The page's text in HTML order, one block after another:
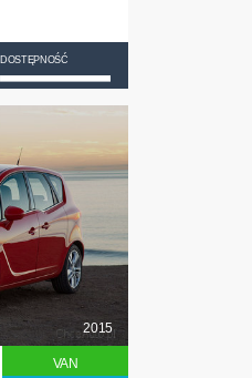
DOSTĘPNOŚĆ
2015
VAN